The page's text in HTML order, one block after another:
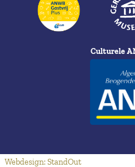
Culturele
Webdesign: StandOut